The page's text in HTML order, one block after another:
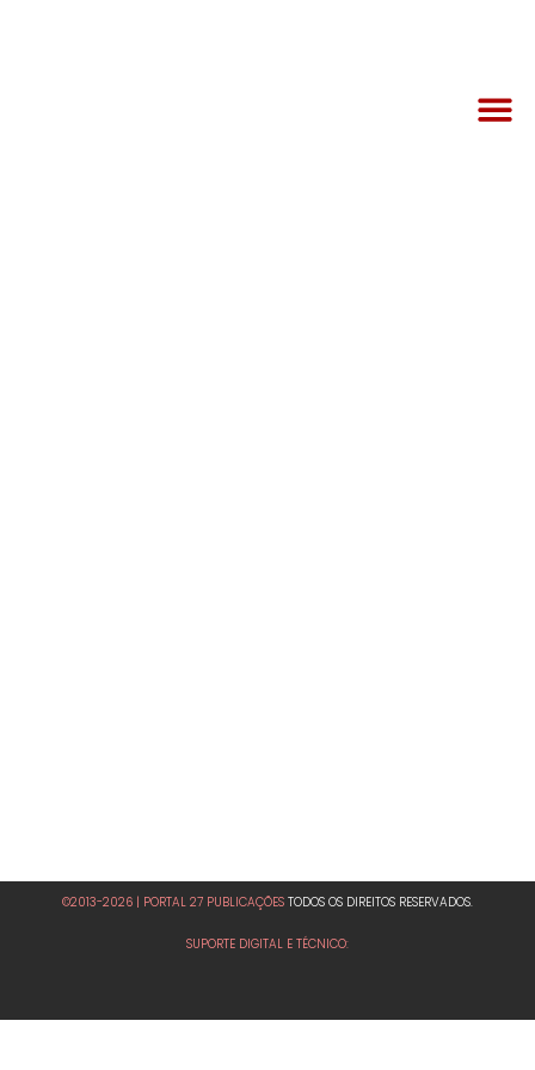
©2013-2026 | PORTAL 27 PUBLICAÇÕES TODOS OS DIREITOS RESERVADOS.
SUPORTE DIGITAL E TÉCNICO: